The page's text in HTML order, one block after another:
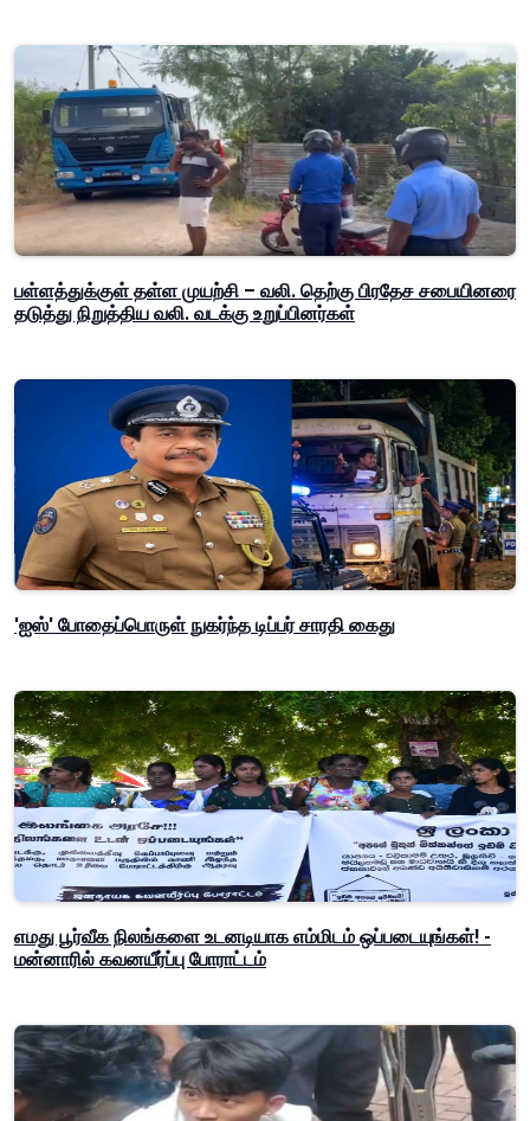
பள்ளத்துக்குள் தள்ள முயற்சி – வலி. தெற்கு பிரதேச சபையினரை
தடுத்து நிறுத்திய வலி. வடக்கு உறுப்பினர்கள்
'ஐஸ்' போதைப்பொருள் நுகர்ந்த டிப்பர் சாரதி கைது
எமது பூர்வீக நிலங்களை உடனடியாக எம்மிடம் ஒப்படையுங்கள்! -
மன்னாரில் கவனயீர்ப்பு போராட்டம்